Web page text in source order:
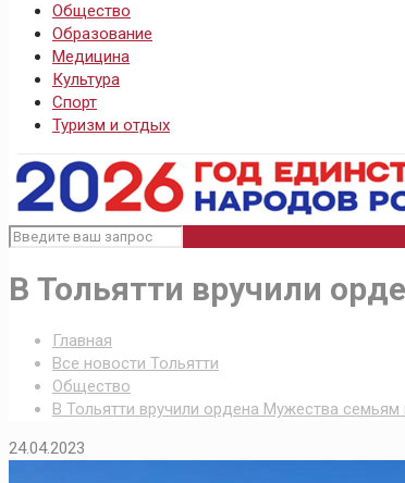
Общество
Образование
Медицина
Культура
Спорт
Туризм и отдых
В Тольятти вручили
Главная
Все новости Тольятти
Общество
В Тольятти вручили ордена Мужества
24.04.2023